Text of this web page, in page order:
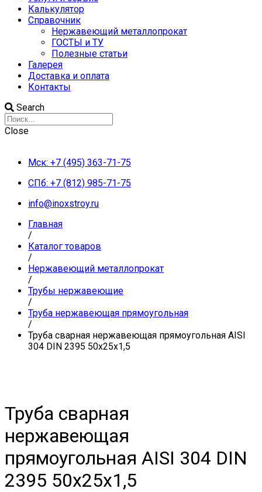
Калькулятор
Справочник
Нержавеющий металлопрокат
ГОСТЫ и ТУ
Полезные статьи
Галерея
Доставка и оплата
Контакты
Search
Close
Мск: +7 (495) 363-71-75
СПб: +7 (812) 985-71-75
info@inoxstroy.ru
Главная
/
Каталог товаров
/
Нержавеющий металлопрокат
/
Трубы нержавеющие
/
Труба нержавеющая прямоугольная
/
Труба сварная нержавеющая прямоугольная AISI
304 DIN 2395 50х25х1,5
Труба сварная
нержавеющая
прямоугольная AISI 304 DIN
2395 50х25х1,5